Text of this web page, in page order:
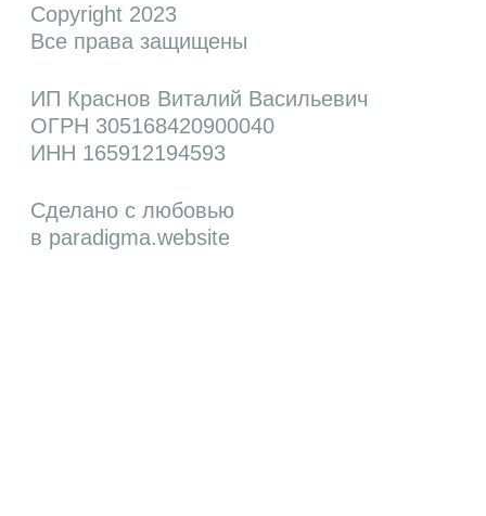
Copyright 2023
Все права защищены
ИП Краснов Виталий Васильевич
ОГРН 305168420900040
ИНН 165912194593
Сделано с любовью
в paradigma.website